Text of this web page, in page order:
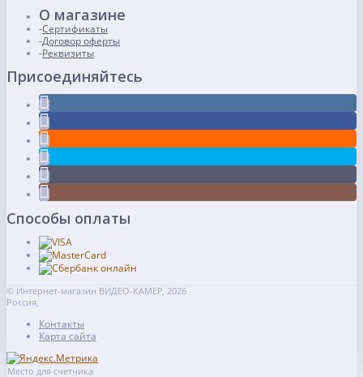
О магазине
Сертификаты
Договор оферты
Реквизиты
Присоединяйтесь
Способы оплаты
© Интернет-магазин ВИДЕО-КАМЕР, 2026
Россия,
Контакты
Карта сайта
Место для счетчика